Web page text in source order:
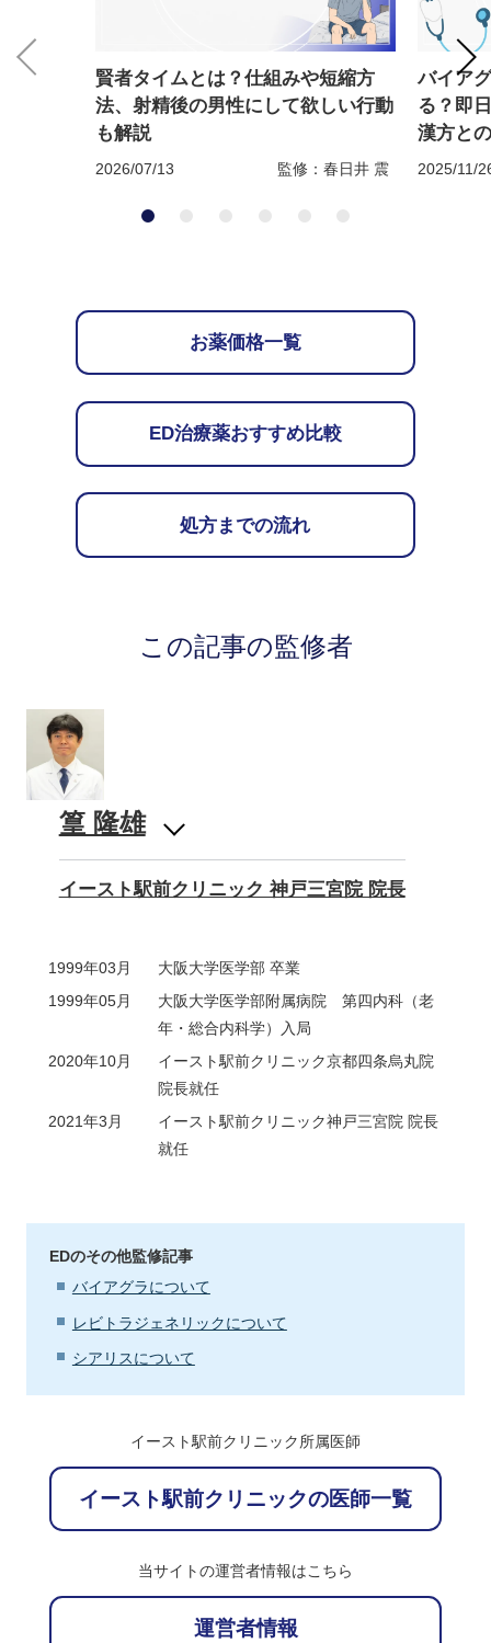
賢者タイムとは？仕組みや短縮方
法、射精後の男性にして欲しい行動
も解説
2026/07/13 監修：春日井 震
バイア
る？即
漢方と
2025/11/
お薬価格一覧
ED治療薬おすすめ比較
処方までの流れ
この記事の監修者
篁 隆雄
イースト駅前クリニック 神戸三宮院 院長
1999年03月
大阪大学医学部 卒業
1999年05月
大阪大学医学部附属病院 第四内科（老
年・総合内科学）入局
2020年10月
イースト駅前クリニック京都四条烏丸院
院長就任
2021年3月
イースト駅前クリニック神戸三宮院 院長
就任
EDのその他監修記事
バイアグラについて
レビトラジェネリックについて
シアリスについて
イースト駅前クリニック所属医師
イースト駅前クリニックの医師一覧
当サイトの運営者情報はこちら
運営者情報